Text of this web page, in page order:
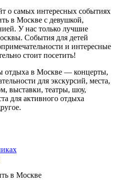
о самых интересных событиях
в Москве с девушкой,
У нас только лучшие
События для детей
и интересные
стоит посетить!
отдыха в Москве — концерты,
для экскурсий, места,
выставки, театры, шоу,
для активного отдыха
в Москве